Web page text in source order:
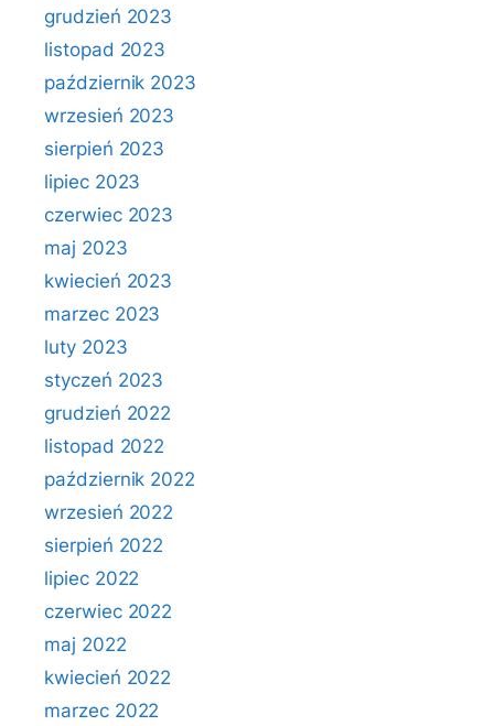
grudzień 2023
listopad 2023
październik 2023
wrzesień 2023
sierpień 2023
lipiec 2023
czerwiec 2023
maj 2023
kwiecień 2023
marzec 2023
luty 2023
styczeń 2023
grudzień 2022
listopad 2022
październik 2022
wrzesień 2022
sierpień 2022
lipiec 2022
czerwiec 2022
maj 2022
kwiecień 2022
marzec 2022